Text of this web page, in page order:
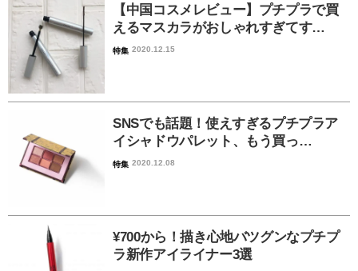
【中国コスメレビュー】プチプラで買
えるマスカラがおしゃれすぎてす…
特集 2020.12.15
SNSでも話題！使えすぎるプチプラア
イシャドウパレット、もう買っ…
特集 2020.12.08
¥700から！描き心地バツグンなプチプ
ラ新作アイライナー3選